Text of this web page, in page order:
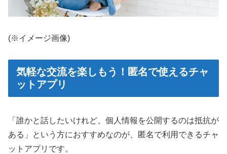
(※イメージ画像)
気軽な交流を楽しもう！匿名で使えるチャ
ットアプリ
「誰かと話したいけれど、個人情報を公開するのは抵抗が
ある」という方におすすめなのが、匿名で利用できるチャ
ットアプリです。